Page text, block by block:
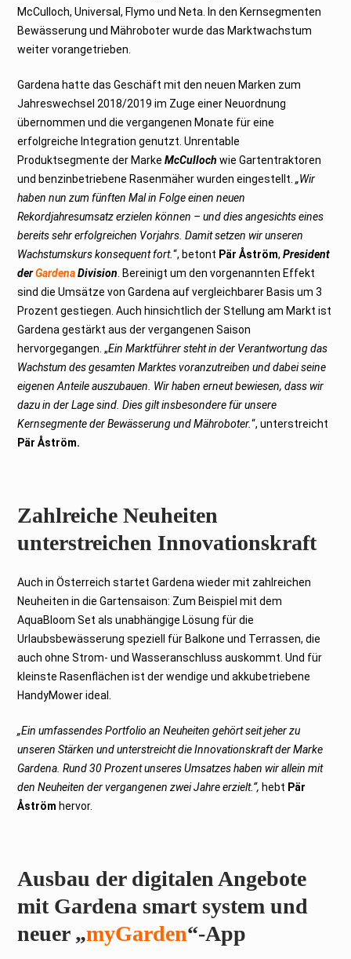
McCulloch, Universal, Flymo und Neta. In den Kernsegmenten
Bewässerung und Mähroboter wurde das Marktwachstum
weiter vorangetrieben.
Gardena hatte das Geschäft mit den neuen Marken zum
Jahreswechsel 2018/2019 im Zuge einer Neuordnung
übernommen und die vergangenen Monate für eine
erfolgreiche Integration genutzt. Unrentable
Produktsegmente der MarkeMcCulloch wie Gartentraktoren
und benzinbetriebene Rasenmäher wurden eingestellt.„Wir
haben nun zum fünften Mal in Folge einen neuen
Rekordjahresumsatz erzielen können – und dies angesichts eines
bereits sehr erfolgreichen Vorjahrs. Damit setzen wir unseren
Wachstumskurs konsequent fort.“, betont Pär Åström,President
derGardenaDivision . Bereinigt um den vorgenannten Effekt
sind die Umsätze von Gardena auf vergleichbarer Basis um 3
Prozent gestiegen. Auch hinsichtlich der Stellung am Markt ist
Gardena gestärkt aus der vergangenen Saison
hervorgegangen. „Ein Marktführer steht in der Verantwortung das
Wachstum des gesamten Marktes voranzutreiben und dabei seine
eigenen Anteile auszubauen. Wir haben erneut bewiesen, dass wir
dazu in der Lage sind. Dies gilt insbesondere für unsere
Kernsegmente der Bewässerung und Mähroboter.“, unterstreicht
Pär Åström.
Zahlreiche Neuheiten
unterstreichen Innovationskraft
Auch in Österreich startet Gardena wieder mit zahlreichen
Neuheiten in die Gartensaison: Zum Beispiel mit dem
AquaBloom Set als unabhängige Lösung für die
Urlaubsbewässerung speziell für Balkone und Terrassen, die
auch ohne Strom- und Wasseranschluss auskommt. Und für
kleinste Rasenflächen ist der wendige und akkubetriebene
HandyMower ideal.
„Ein umfassendes Portfolio an Neuheiten gehört seit jeher zu
unseren Stärken und unterstreicht die Innovationskraft der Marke
Gardena. Rund 30 Prozent unseres Umsatzes haben wir allein mit
den Neuheiten der vergangenen zwei Jahre erzielt.“, hebt Pär
Åström hervor.
Ausbau der digitalen Angebote
mit Gardena smart system und
neuer „myGarden“-App